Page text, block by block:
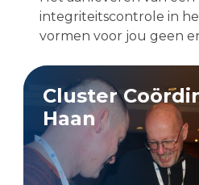
Cluster
Haan
integriteitscontrole in
vormen voor jou geen